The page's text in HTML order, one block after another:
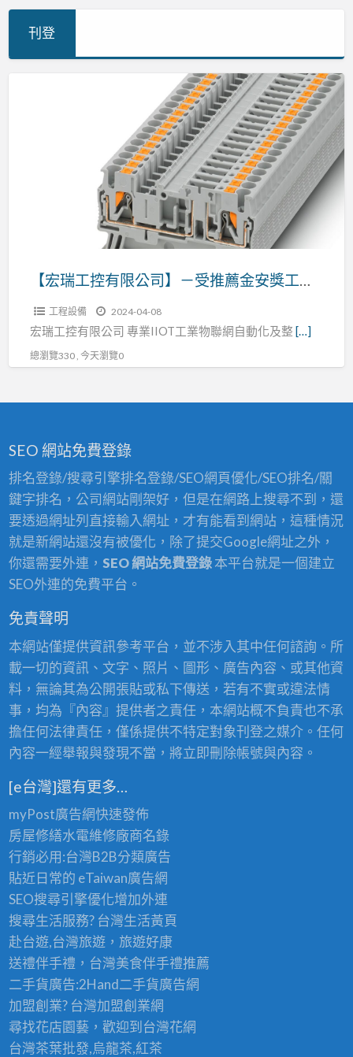
刊登
工
IOT
聯
網
整
合
規
劃
一
條
龍
領
導
廠
商
【宏瑞工控有限公司】－受推薦金安獎工程IOT物聯網整合規劃一條龍領導廠商
工程設備 2024-04-08
宏瑞工控有限公司 專業IIOT工業物聯網自動化及整 […]
總瀏覽330 , 今天瀏覽0
SEO 網站免費登錄
排名登錄/搜尋引擎排名登錄/SEO網頁優化/SEO排名/關
鍵字排名，公司網站剛架好，但是在網路上搜尋不到，還
要透過網址列直接輸入網址，才有能看到網站，這種情況
就是新網站還沒有被優化，除了提交Google網址之外，
你還需要外連， SEO 網站免費登錄本平台就是一個建立
SEO外連的免費平台。
免責聲明
本網站僅提供資訊參考平台，並不涉入其中任何諮詢。所
載一切的資訊、文字、照片、圖形、廣告內容、或其他資
料，無論其為公開張貼或私下傳送，若有不實或違法情
事，均為『內容』提供者之責任，本網站概不負責也不承
擔任何法律責任，僅係提供不特定對象刊登之媒介。任何
內容一經舉報與發現不當，將立即刪除帳號與內容。
[e台灣]還有更多…
myPost廣告網快速發佈
房屋修繕水電維修廠商名錄
行銷必用:台灣B2B分類廣告
貼近日常的 eTaiwan廣告網
SEO搜尋引擎優化增加外連
搜尋生活服務? 台灣生活黃頁
赴台遊,台灣旅遊，旅遊好康
送禮伴手禮，台灣美食伴手禮推薦
二手貨廣告:2Hand二手貨廣告網
加盟創業? 台灣加盟創業網
尋找花店園藝，歡迎到 台灣花網
台灣茶葉批發,烏龍茶,紅茶